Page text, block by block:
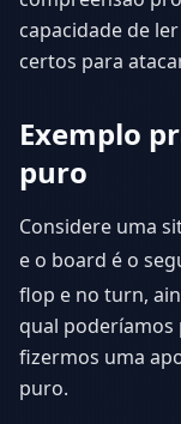
capacidade de
certos para
Exemplo
puro
Considere uma
e o board é o
flop e no turn,
qual poderíamos
fizermos uma
puro.